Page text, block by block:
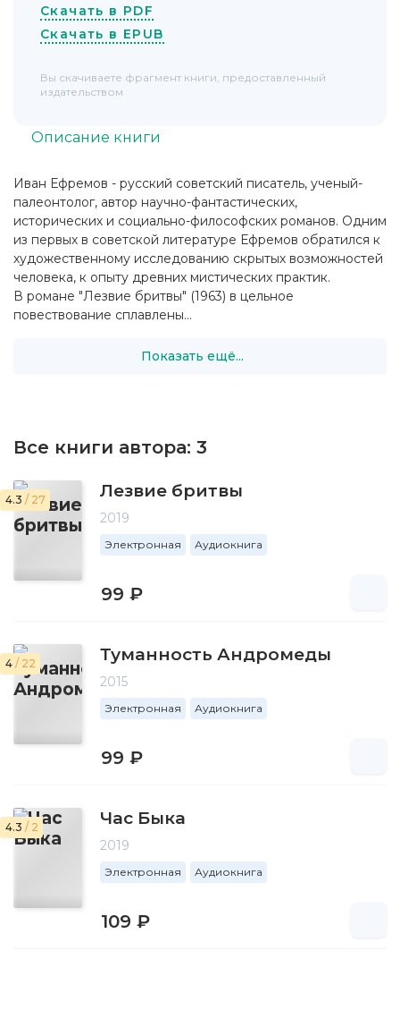
Иван Ефремов - русский советский писатель, ученый-
палеонтолог, автор научно-фантастических,
исторических и социально-философских романов. Одним
из первых в советской литературе Ефремов обратился к
художественному исследованию скрытых возможностей
человека, к опыту древних мистических практик.
В романе "Лезвие бритвы" (1963) в цельное
повествование сплавлены...
Показать ещё...
Описание книги
Все книги автора: 3
4.3 / 27 Лезвие бритвы
2019
Электронная Аудиокнига
99 ₽
4 / 22 Туманность Андромеды
2015
Электронная Аудиокнига
99 ₽
4.3 / 2 Час Быка
2019
Электронная Аудиокнига
109 ₽
Скачать в PDF
Скачать в EPUB
Вы скачиваете фрагмент книги, предоставленный
издательством